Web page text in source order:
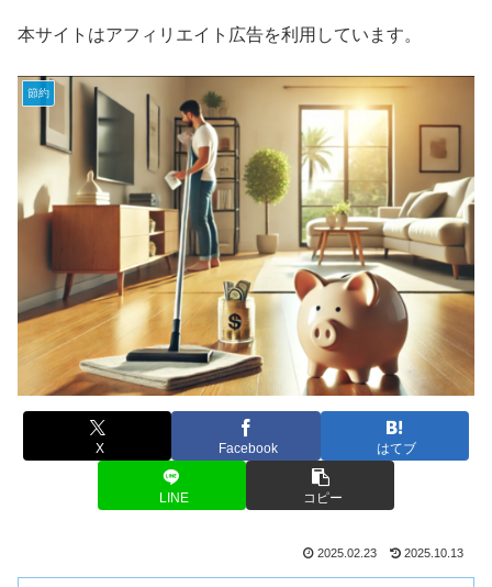
本サイトはアフィリエイト広告を利用しています。
節約
X Facebook はてブ
LINE コピー
2025.02.23 2025.10.13